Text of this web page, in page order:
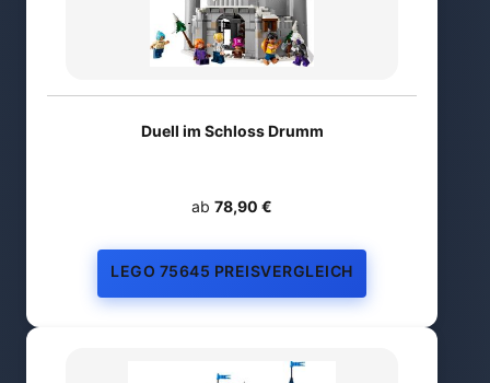
Duell im Schloss Drumm
ab 78,90 €
LEGO 75645 PREISVERGLEICH